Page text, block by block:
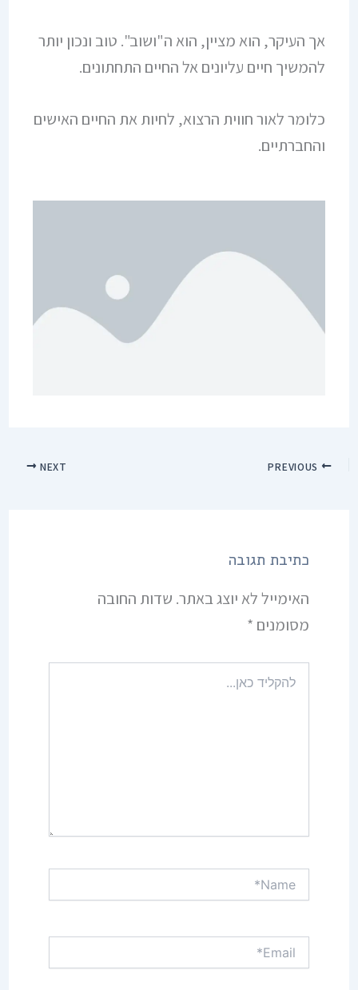
אך העיקר, הוא מציין, הוא ה"ושוב". טוב ונכון יותר
להמשיך חיים עליונים אל החיים התחתונים.
כלומר לאור חווית הרצוא, לחיות את החיים האישים
והחברתיים.
NEXT
כתיבת תגובה
האימייל לא יוצג באתר. שדות החובה
מסומנים *
כאן...